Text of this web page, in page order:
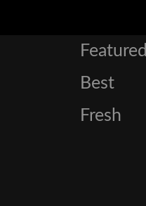
Featured
Best
Fresh